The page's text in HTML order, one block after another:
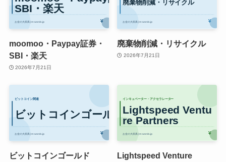
moomoo・Paypay証券・
SBI・楽天
2026年7月21日
廃棄物削減・リサイクル
2026年7月21日
ビットコインゴールド
Lightspeed Venture